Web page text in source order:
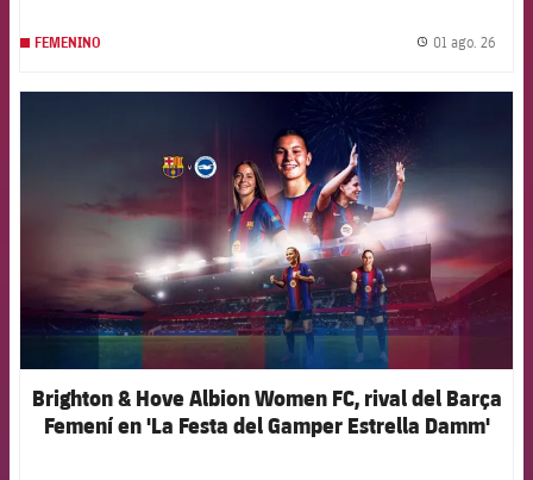
FEMENINO 01 ago. 26
FCB Barcelona badge
Brighton & Hove Albion Women FC, rival del Barça
Femení en 'La Festa del Gamper Estrella Damm'